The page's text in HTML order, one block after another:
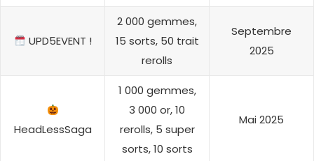
UPD5EVENT !
2 000 gemmes,
15 sorts, 50 trait
rerolls
Septembre
2025
HeadLessSaga
1 000 gemmes,
3 000 or, 10
rerolls, 5 super
sorts, 10 sorts
Mai 2025